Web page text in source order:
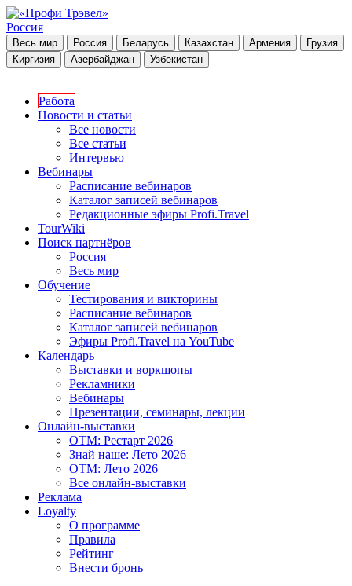
Россия
Весь мир Россия Беларусь Казахстан Армения
Грузия
Киргизия
Азербайджан Узбекистан
Работа
Новости и статьи
Все новости
Все статьи
Интервью
Вебинары
Расписание вебинаров
Каталог записей вебинаров
Редакционные эфиры Profi.Travel
TourWiki
Поиск партнёров
Россия
Весь мир
Обучение
Тестирования и викторины
Расписание вебинаров
Каталог записей вебинаров
Эфиры Profi.Travel на YouTube
Календарь
Выставки и воркшопы
Рекламники
Вебинары
Презентации, семинары, лекции
Онлайн-выставки
OTM: Рестарт 2026
Знай наше: Лето 2026
OTM: Лето 2026
Все онлайн-выставки
Реклама
Loyalty
О программе
Правила
Рейтинг
Внести бронь